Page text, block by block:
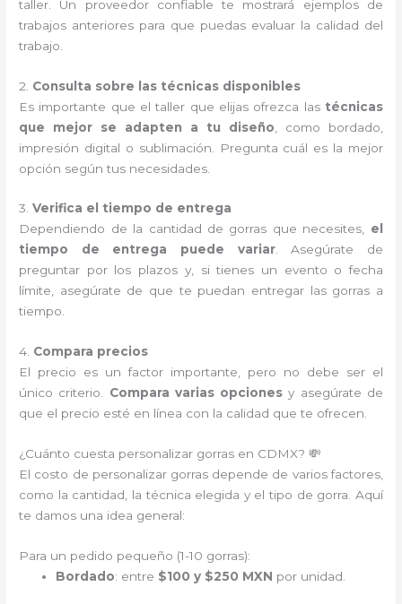
taller. Un proveedor confiable te mostrará ejemplos de
trabajos anteriores para que puedas evaluar la calidad del
trabajo.
2. Consulta sobre las técnicas disponibles
Es importante que el taller que elijas ofrezca las técnicas
que mejor se adapten a tu diseño , como bordado,
impresión digital o sublimación. Pregunta cuál es la mejor
opción según tus necesidades.
3.Verifica el tiempo de entrega
Dependiendo de la cantidad de gorras que necesites, el
tiempo de entrega puede variar. Asegúrate de
preguntar por los plazos y, si tienes un evento o fecha
límite, asegúrate de que te puedan entregar las gorras a
tiempo.
4. Compara precios
El precio es un factor importante, pero no debe ser el
único criterio. Compara varias opciones y asegúrate de
que el precio esté en línea con la calidad que te ofrecen.
¿Cuánto cuesta personalizar gorras en CDMX? 💸
El costo de personalizar gorras depende de varios factores,
como la cantidad, la técnica elegida y el tipo de gorra. Aquí
te damos una idea general:
Para un pedido pequeño (1-10 gorras):
Bordado: entre $100 y $250 MXN por unidad.